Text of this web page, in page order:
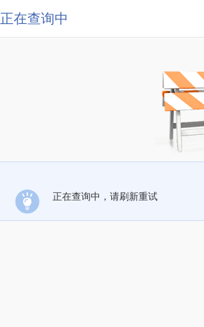
正在查询中
正在查询中，请刷新重试